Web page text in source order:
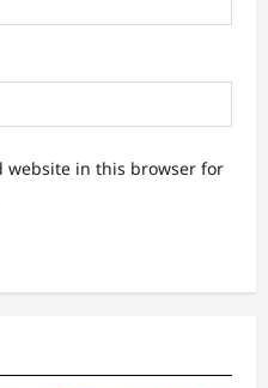
website in this browser for